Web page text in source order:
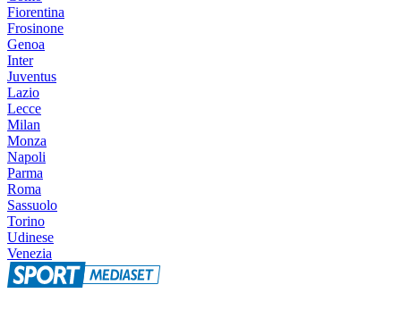
Fiorentina
Frosinone
Genoa
Inter
Juventus
Lazio
Lecce
Milan
Monza
Napoli
Parma
Roma
Sassuolo
Torino
Udinese
Venezia